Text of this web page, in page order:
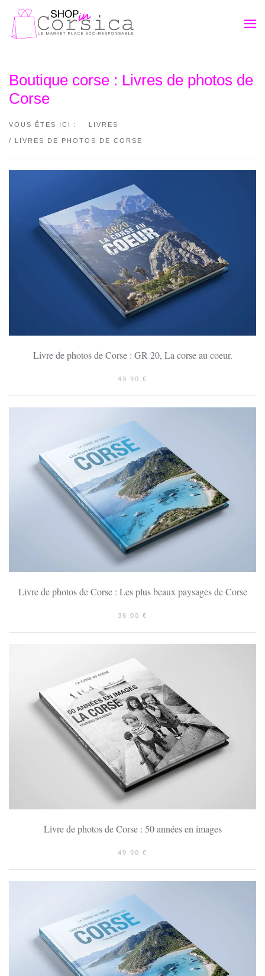
Passer au contenu principal
Boutique corse : Livres de photos de
Corse
VOUS ÊTES ICI : LIVRES
/ LIVRES DE PHOTOS DE CORSE
Livre de photos de Corse : GR 20, La corse au coeur.
49.90 €
Livre de photos de Corse : Les plus beaux paysages de Corse
36.00 €
Livre de photos de Corse : 50 années en images
49.90 €